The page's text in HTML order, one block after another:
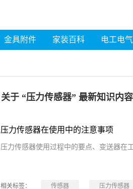
金具附件 家装百科 电工电气
关于 “压力传感器” 最新知识内容
压力传感器在使用中的注意事项
压力传感器使用过程中的要点、变送器在
相关标签： 传感器 压力传感器